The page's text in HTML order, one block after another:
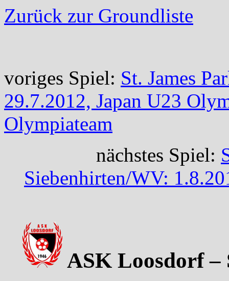
Zurück zur Groundliste
voriges Spiel: St. James
29.7.2012, Japan U23
Olympiateam
nächstes Spiel:
Siebenhirten/WV:
ASK Loosdorf –